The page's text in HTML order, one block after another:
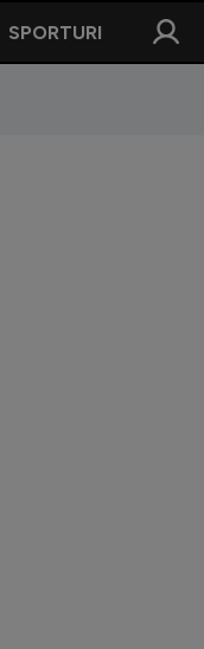
SPORTURI
nu vor intra pe stadion